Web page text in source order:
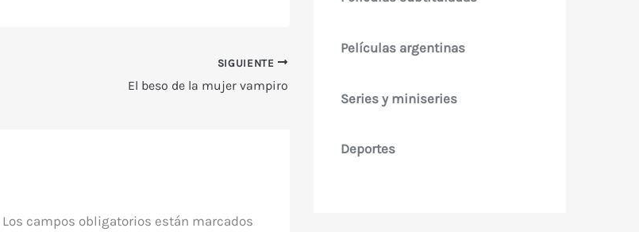
SIGUIENTE
El beso de la mujer vampiro
Los campos obligatorios están marcados
Películas argentinas
Series y miniseries
Deportes